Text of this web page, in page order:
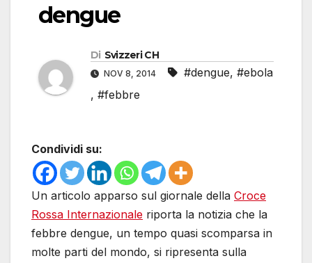
dengue
Di Svizzeri CH
NOV 8, 2014 #dengue, #ebola
, #febbre
Condividi su:
Un articolo apparso sul giornale della Croce
Rossa Internazionale riporta la notizia che la
febbre dengue, un tempo quasi scomparsa in
molte parti del mondo, si ripresenta sulla